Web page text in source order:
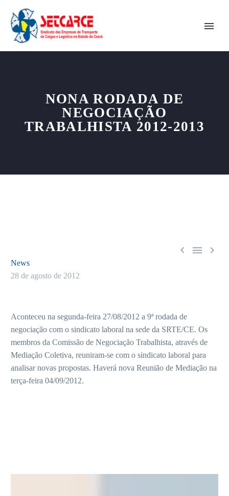
NONA RODADA DE
NEGOCIAÇÃO
TRABALHISTA 2012-2013
  
News
28 de agosto de 2012
Aconteceu na segunda-feira 27/08/2012 a 9ª rodada de
negociação com o sindicato laboral na sede da SRTE/CE. Os
membros da Comissão de Negociação Trabalhista, através de
Mediação Coletiva, reuniram-se com o sindicato laboral para
analisar novas propostas. Haverá nova Reunião de Mediação na
terça-feira 04/09/2012.